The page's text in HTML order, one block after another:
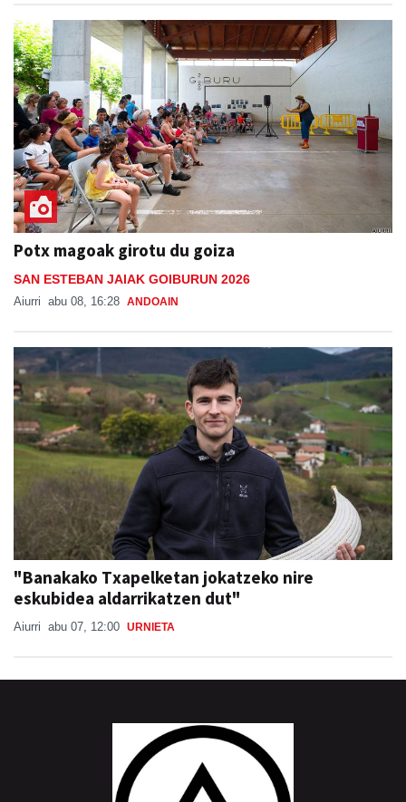
Potx magoak girotu du goiza
SAN ESTEBAN JAIAK GOIBURUN 2026
Aiurri abu 08, 16:28 ANDOAIN
"Banakako Txapelketan jokatzeko nire
eskubidea aldarrikatzen dut"
Aiurri abu 07, 12:00 URNIETA